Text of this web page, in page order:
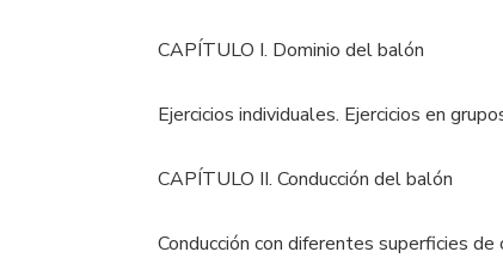
CAPÍTULO I. Dominio del balón
Ejercicios individuales. Ejercicios en
CAPÍTULO II. Conducción del balón
Conducción con diferentes superficies